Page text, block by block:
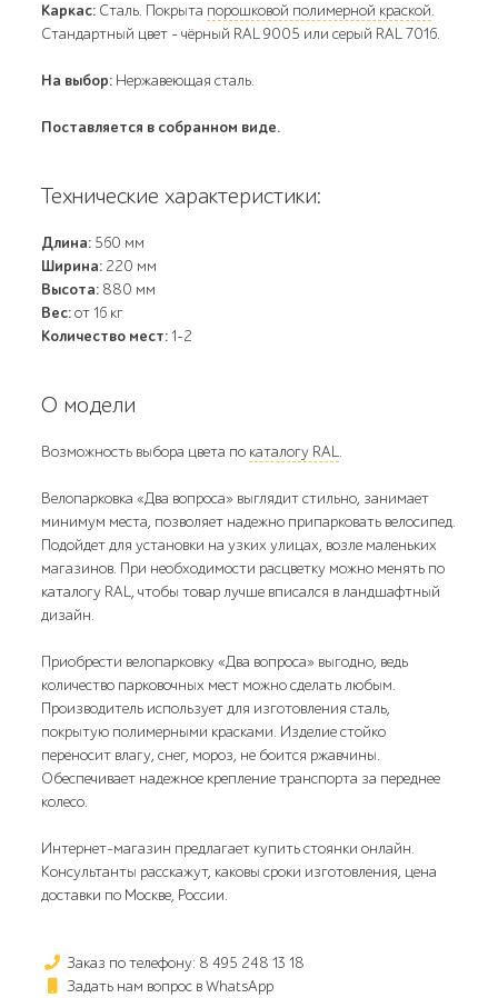
Каркас: Cталь. Покрыта порошковой полимерной краской.
Стандартный цвет – чёрный RAL 9005 или серый RAL 7016.
На выбор: Нержавеющая сталь.
Поставляется в собранном виде.
Технические характеристики:
Длина: 560 мм
Ширина: 220 мм
Высота: 880 мм
Вес:от 16 кг
Количество мест:1-2
О модели
Возможность выбора цвета по каталогу RAL.
Велопарковка «Два вопроса» выглядит стильно, занимает
минимум места, позволяет надежно припарковать велосипед.
Подойдет для установки на узких улицах, возле маленьких
магазинов. При необходимости расцветку можно менять по
каталогу RAL, чтобы товар лучше вписался в ландшафтный
дизайн.
Приобрести велопарковку «Два вопроса» выгодно, ведь
количество парковочных мест можно сделать любым.
Производитель использует для изготовления сталь,
покрытую полимерными красками. Изделие стойко
переносит влагу, снег, мороз, не боится ржавчины.
Обеспечивает надежное крепление транспорта за переднее
колесо.
Интернет-магазин предлагает купить стоянки онлайн.
Консультанты расскажут, каковы сроки изготовления, цена
доставки по Москве, России.
Заказ по телефону: 8 495 248 13 18
Задать нам вопрос в WhatsApp